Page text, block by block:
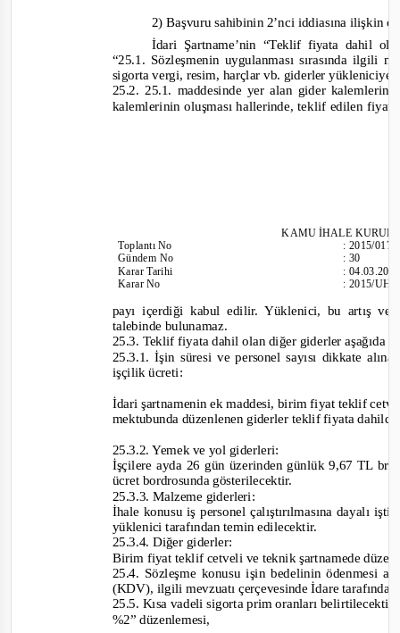
2) Başvuru sahibinin 2’nci iddiasına ilişkin
İdari Şartname’nin “Teklif fiyata dahil
“25.1. Sözleşmenin uygulanması sırasında ilgili
sigorta vergi, resim, harçlar vb. giderler
25.2. 25.1. maddesinde yer alan gider kalemle
kalemlerinin oluşması hallerinde, teklif edilen
KAMU İHALE
ToplantıNo
Gündem No
Karar Tarihi
Karar No
:2015/017
:30
:
:2015/
payı içerdiği kabul edilir. Yüklenici, bu artış
talebinde bulunamaz.
25.3. Teklif fiyata dahil olan diğer giderler aşağıda
25.3.1. İşin süresi ve personel sayısı dikkate
işçilik ücreti:
İdari şartnamenin ek maddesi, birim fiyat teklif
mektubunda düzenlenen giderler teklif fiyata
25.3.2. Yemek ve yol giderleri:
İşçilere ayda 26 gün üzerinden günlük 9,67 TL
ücret bordrosunda gösterilecektir.
25.3.3. Malzeme giderleri:
İhale konusu iş personel çalıştırılmasına dayalı
yüklenici tarafından temin edilecektir.
25.3.4. Diğer giderler:
Birim fiyat teklif cetveli ve teknik şartnamede
25.4. Sözleşme konusu işin bedelinin ödenmesi
(KDV), ilgili mevzuatı çerçevesinde İdare
25.5. Kısa vadeli sigorta prim oranları
%2”düzenlemesi,